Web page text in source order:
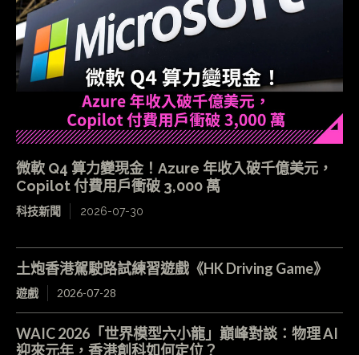
微軟 Q4 算力變現金！Azure 年收入破千億美元，
Copilot 付費用戶衝破 3,000 萬
科技新聞 2026-07-30
土炮香港駕駛路試練習遊戲《HK Driving Game》
遊戲 2026-07-28
WAIC 2026「世界模型六小龍」巔峰對談：物理 AI
迎來元年，香港創科如何定位？